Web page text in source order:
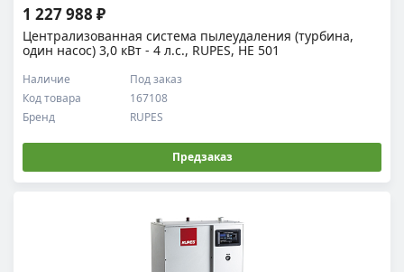
Централизованная система пылеудаления (турбина,
один насос) 3,0 кВт - 4 л.с., RUPES, HE 501
Код товара 167108
Наличие Под заказ
Бренд RUPES
1 227 988 ₽
Предзаказ